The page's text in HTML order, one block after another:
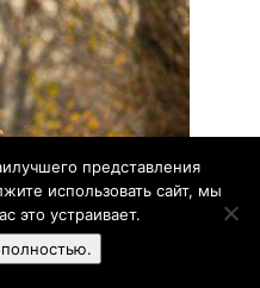
на
и только её я
представления
использовать сайт, мы
это устраивает.
полностью.